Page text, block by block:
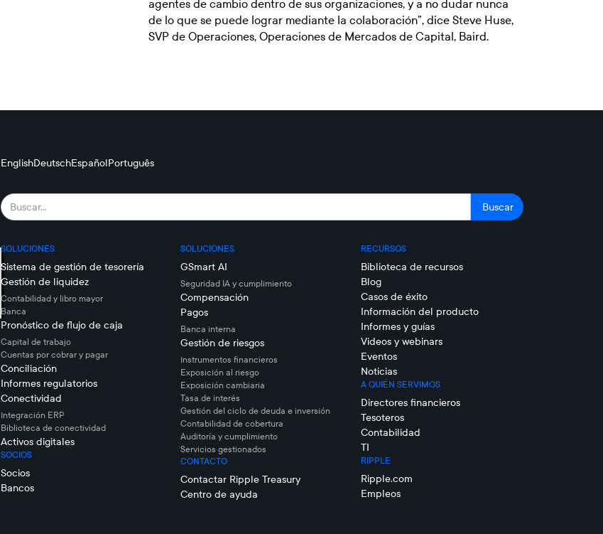
agentes de cambio dentro de sus organizaciones, y a no dudar nunca
de lo que se puede lograr mediante la colaboración”, dice Steve Huse,
SVP de Operaciones, Operaciones de Mercados de Capital, Baird.
EnglishDeutschEspañolPortuguês
SOLUCIONES
Sistema de gestión de tesorería
Gestión de liquidez
Contabilidad y libro mayor
Banca
Pronóstico de flujo de caja
Capital de trabajo
Cuentas por cobrar y pagar
Conciliación
Informes regulatorios
Conectividad
Integración ERP
Biblioteca de conectividad
Activos digitales
SOCIOS
Socios
Bancos
SOLUCIONES
GSmart AI
Seguridad IA y cumplimiento
Compensación
Pagos
Banca interna
Gestión de riesgos
Instrumentos financieros
Exposición al riesgo
Exposición cambiaria
Tasa de interés
Gestión del ciclo de deuda e inversión
Contabilidad de cobertura
Auditoría y cumplimiento
Servicios gestionados
CONTACTO
Contactar Ripple Treasury
Centro de ayuda
RECURSOS
Biblioteca de recursos
Blog
Casos de éxito
Información del producto
Informes y guías
Videos y webinars
Eventos
Noticias
A QUIÉN SERVIMOS
Directores financieros
Tesoteros
Contabilidad
TI
RIPPLE
Ripple.com
Empleos